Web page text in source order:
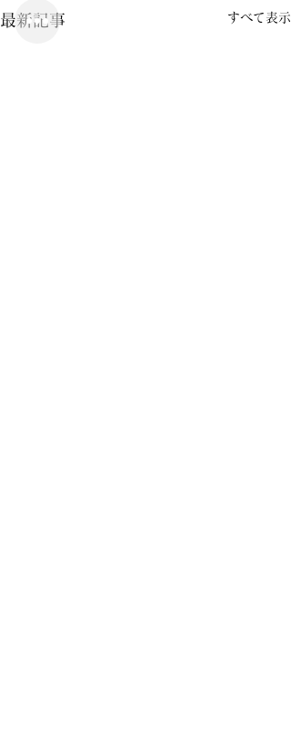
最新記事 すべて表示